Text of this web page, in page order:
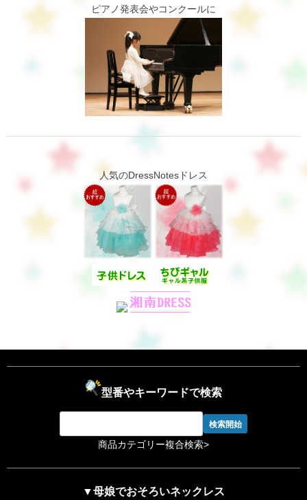
ピアノ発表会やコンクールに
人気のDressNotesドレス
型番やキーワードで検索
商品カテゴリー複合検索>
▼母娘でおそろいネックレス